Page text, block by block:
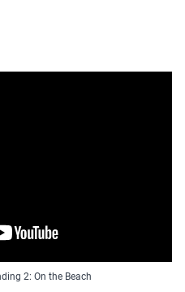
2: On the Beach